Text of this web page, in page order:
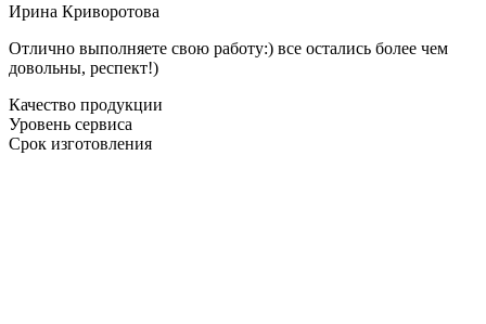
Ирина Криворотова
Отлично выполняете свою работу:) все остались более чем
довольны, респект!)
Качество продукции
Уровень сервиса
Срок изготовления